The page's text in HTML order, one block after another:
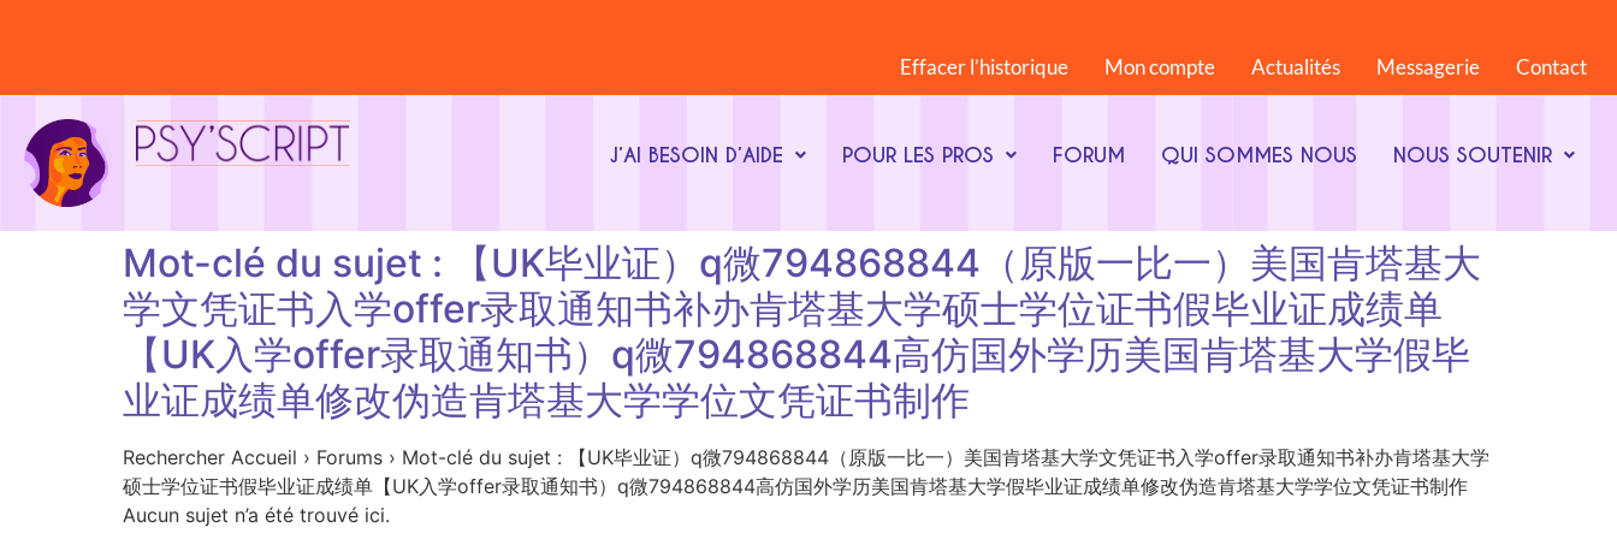
Effacer l’historique Mon compte Actualités Messagerie Contact
J’AI BESOIN D’AIDE POUR LES PROS FORUM QUI SOMMES NOUS NOUS SOUTENIR
Mot-clé du sujet : 【UK毕业证）q微794868844（原版一比一）美国肯塔基大
学文凭证书入学offer录取通知书补办肯塔基大学硕士学位证书假毕业证成绩单
【UK入学offer录取通知书）q微794868844高仿国外学历美国肯塔基大学假毕
业证成绩单修改伪造肯塔基大学学位文凭证书制作
Rechercher Accueil › Forums › Mot-clé du sujet : 【UK毕业证）q微794868844（原版一比一）美国肯塔基大学文凭证书入学offer录取通知书补办肯塔基大学
硕士学位证书假毕业证成绩单【UK入学offer录取通知书）q微794868844高仿国外学历美国肯塔基大学假毕业证成绩单修改伪造肯塔基大学学位文凭证书制作
Aucun sujet n’a été trouvé ici.